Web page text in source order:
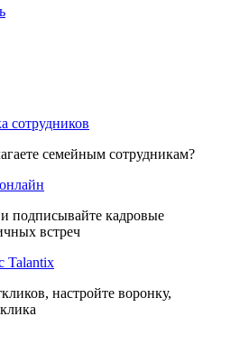
сотрудников
семейным сотрудникам?
подписывайте кадровые
встреч
Talantix
настройте воронку,